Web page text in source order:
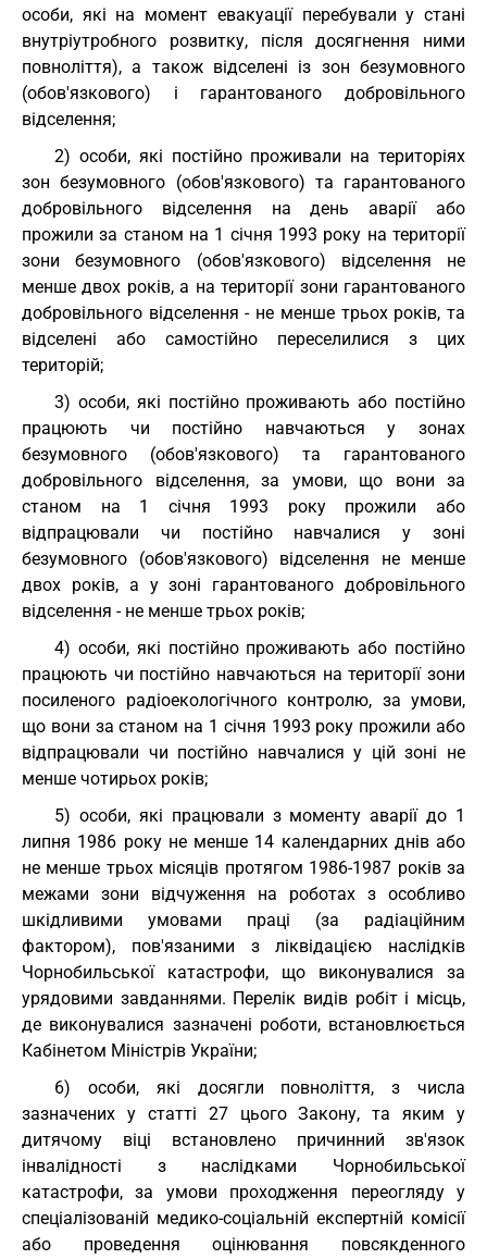
особи, які на момент евакуації перебували у стані
внутріутробного розвитку, після досягнення ними
повноліття), а також відселені із зон безумовного
(обов'язкового) і гарантованого добровільного
відселення;
2) особи, які постійно проживали на територіях
зон безумовного (обов'язкового) та гарантованого
добровільного відселення на день аварії або
прожили за станом на 1 січня 1993 року на території
зони безумовного (обов'язкового) відселення не
менше двох років, а на території зони гарантованого
добровільного відселення - не менше трьох років, та
відселені або самостійно переселилися з цих
територій;
3) особи, які постійно проживають або постійно
працюють чи постійно навчаються у зонах
безумовного (обов'язкового) та гарантованого
добровільного відселення, за умови, що вони за
станом на 1 січня 1993 року прожили або
відпрацювали чи постійно навчалися у зоні
безумовного (обов'язкового) відселення не менше
двох років, а у зоні гарантованого добровільного
відселення - не менше трьох років;
4) особи, які постійно проживають або постійно
працюють чи постійно навчаються на території зони
посиленого радіоекологічного контролю, за умови,
що вони за станом на 1 січня 1993 року прожили або
відпрацювали чи постійно навчалися у цій зоні не
менше чотирьох років;
5) особи, які працювали з моменту аварії до 1
липня 1986 року не менше 14 календарних днів або
не менше трьох місяців протягом 1986-1987 років за
межами зони відчуження на роботах з особливо
шкідливими умовами праці (за радіаційним
фактором), пов'язаними з ліквідацією наслідків
Чорнобильської катастрофи, що виконувалися за
урядовими завданнями. Перелік видів робіт і місць,
де виконувалися зазначені роботи, встановлюється
Кабінетом Міністрів України;
6) особи, які досягли повноліття, з числа
зазначених у статті 27 цього Закону, та яким у
дитячому віці встановлено причинний зв'язок
інвалідності з наслідками Чорнобильської
катастрофи, за умови проходження переогляду у
спеціалізованій медико-соціальній експертній комісії
або проведення оцінювання повсякденного